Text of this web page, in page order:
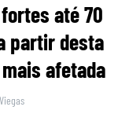
fortes até 70
partir desta
afetada